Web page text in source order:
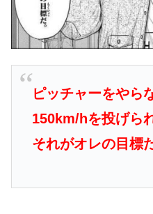
ピッチャーをやら
150km/hを投げら
それがオレの目標だ